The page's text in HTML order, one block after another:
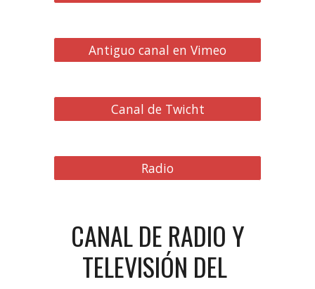
Antiguo canal en Vimeo
Canal de Twicht
Radio
CANAL DE RADIO Y
TELEVISIÓN DEL